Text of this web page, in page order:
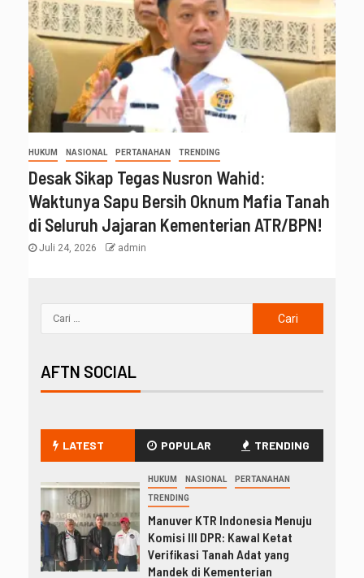
HUKUM NASIONAL PERTANAHAN TRENDING
Desak Sikap Tegas Nusron Wahid:
Waktunya Sapu Bersih Oknum Mafia Tanah
di Seluruh Jajaran Kementerian ATR/BPN!
Juli 24, 2026 admin
AFTN SOCIAL
LATEST POPULAR TRENDING
HUKUM NASIONAL PERTANAHAN
TRENDING
Manuver KTR Indonesia Menuju
Komisi III DPR: Kawal Ketat
Verifikasi Tanah Adat yang
Mandek di Kementerian